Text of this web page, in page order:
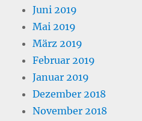
Juni 2019
Mai 2019
März 2019
Februar 2019
Januar 2019
Dezember 2018
November 2018